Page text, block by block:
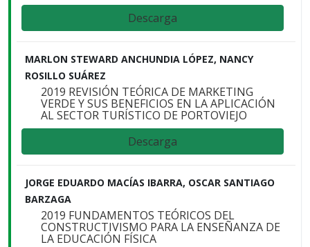
Descarga
MARLON STEWARD ANCHUNDIA LÓPEZ, NANCY
ROSILLO SUÁREZ
2019 REVISIÓN TEÓRICA DE MARKETING
VERDE Y SUS BENEFICIOS EN LA APLICACIÓN
AL SECTOR TURÍSTICO DE PORTOVIEJO
Descarga
JORGE EDUARDO MACÍAS IBARRA, OSCAR SANTIAGO
BARZAGA
2019 FUNDAMENTOS TEÓRICOS DEL
CONSTRUCTIVISMO PARA LA ENSEÑANZA DE
LA EDUCACIÓN FÍSICA